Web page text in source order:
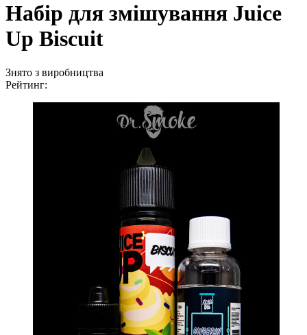
Набір для змішування Juice
Up Biscuit
Знято з виробництва
Рейтинг: